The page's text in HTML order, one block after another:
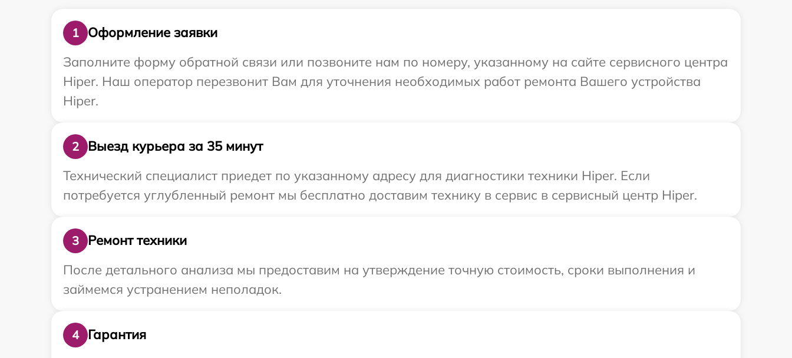
1
Оформление заявки
Заполните форму обратной связи или позвоните нам по номеру, указанному на сайте сервисного центра
Hiper. Наш оператор перезвонит Вам для уточнения необходимых работ ремонта Вашего устройства
Hiper.
2
Выезд курьера за 35 минут
Технический специалист приедет по указанному адресу для диагностики техники Hiper. Если
потребуется углубленный ремонт мы бесплатно доставим технику в сервис в сервисный центр Hiper.
3
Ремонт техники
После детального анализа мы предоставим на утверждение точную стоимость, сроки выполнения и
займемся устранением неполадок.
4
Гарантия